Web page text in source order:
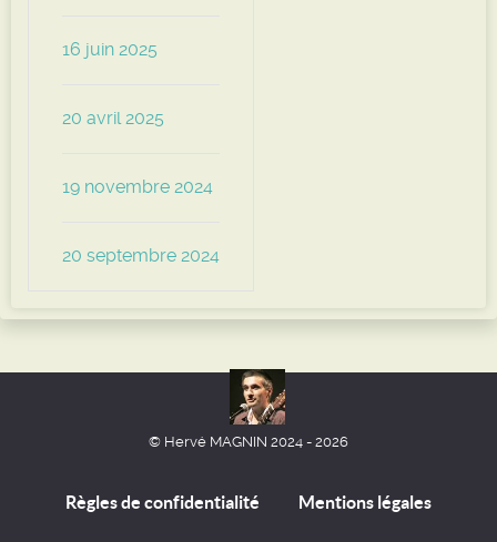
16 juin 2025
20 avril 2025
19 novembre 2024
20 septembre 2024
© Hervé MAGNIN 2024 - 2026
Règles de confidentialité Mentions légales